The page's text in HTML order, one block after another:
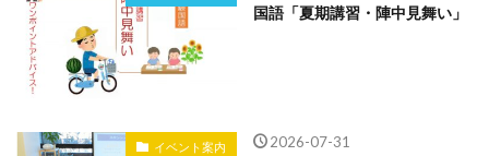
国語「夏期講習・陣中見舞い」
イベント案内 2026-07-31